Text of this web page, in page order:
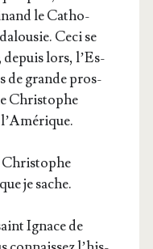
le Catho­
Ceci se
depuis lors, l’Es­
de grande pros­
Chris­tophe
Chris­tophe
je sache.
Ignace de